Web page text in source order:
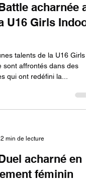
acharnée
U16 Girls Indoor
talents de la U16 Girls
sont affrontés dans des
qui ont redéfini la...
2 min de lecture
acharné en
féminin